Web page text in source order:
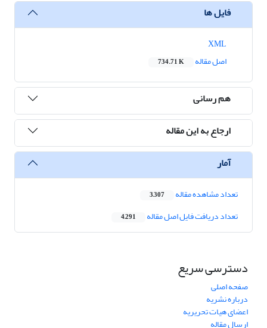
فایل ها
اصل مقاله
734.71 K
هم رسانی
ارجاع به این مقاله
آمار
تعداد مشاهده مقاله 3,307
تعداد دریافت فایل اصل مقاله 4,291
دسترسی سریع
صفحه اصلی
درباره نشریه
اعضای هیات تحریریه
ارسال مقاله